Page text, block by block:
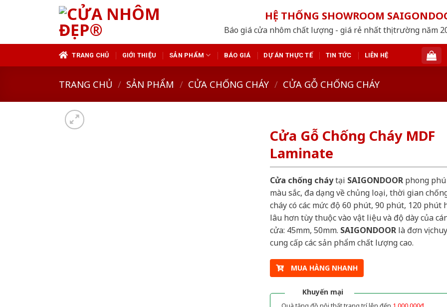
HỆ THỐNG SHOWROOM
Báo giá cửa nhôm chất lượng - giá rẻ nhất thị trường năm
TRANG CHỦ GIỚI THIỆU SẢN PHẨM BÁO GIÁ DỰ ÁN THỰC TẾ TIN TỨC LIÊN HỆ
TRANG CHỦ / SẢN PHẨM / CỬA CHỐNG CHÁY / CỬA GỖ CHỐNG CHÁY
Cửa Gỗ Chống Cháy MDF
Laminate
Cửa chống cháytại SAIGONDOORphong phú
màu sắc, đa dạng về chủng loại, thời gian
cháy có các mức độ 60 phút, 90 phút, 120 phút
lâu hơn tùy thuộc vào vật liệu và độ dày của
cửa: 45mm, 50mm. SAIGONDOORlà đơn vị
cung cấp các sản phẩm chất lượng cao.
MUA HÀNG NHANH
Khuyến mại